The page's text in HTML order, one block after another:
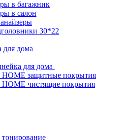
в багажник
в салон
30*22
для дома
для дома
защитные покрытия
чистящие покрытия